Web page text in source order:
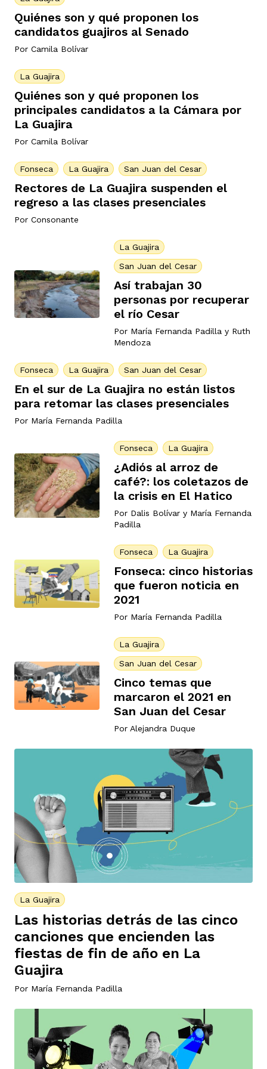
Quiénes son y qué proponen los
candidatos guajiros al Senado
Por Camila Bolívar
La Guajira
Quiénes son y qué proponen los
principales candidatos a la Cámara por
La Guajira
Por Camila Bolívar
Fonseca La Guajira San Juan del Cesar
Rectores de La Guajira suspenden el
regreso a las clases presenciales
Por Consonante
La Guajira
San Juan del Cesar
Así trabajan 30
personas por recuperar
el río Cesar
Por María Fernanda Padilla y Ruth
Mendoza
Fonseca La Guajira San Juan del Cesar
En el sur de La Guajira no están listos
para retomar las clases presenciales
Por María Fernanda Padilla
Fonseca La Guajira
¿Adiós al arroz de
café?: los coletazos de
la crisis en El Hatico
Por Dalis Bolívar y María Fernanda
Padilla
Fonseca La Guajira
Fonseca: cinco historias
que fueron noticia en
2021
Por María Fernanda Padilla
La Guajira
San Juan del Cesar
Cinco temas que
marcaron el 2021 en
San Juan del Cesar
Por Alejandra Duque
La Guajira
Las historias detrás de las cinco
canciones que encienden las
fiestas de fin de año en La
Guajira
Por María Fernanda Padilla
de Atrato
armado
2023
país
Codazzi
Baja
del Cesar
Consonante
fórmula
principios
equipo
nuestro contenido